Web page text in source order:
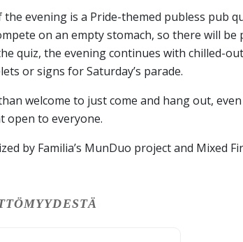
the evening is a Pride-themed publess pub
on an empty stomach, so there will
quiz, the evening continues with chilled-
or signs for Saturday’s parade.
welcome to just come and hang out,
open to everyone.
by Familia’s MunDuo project and Mixed